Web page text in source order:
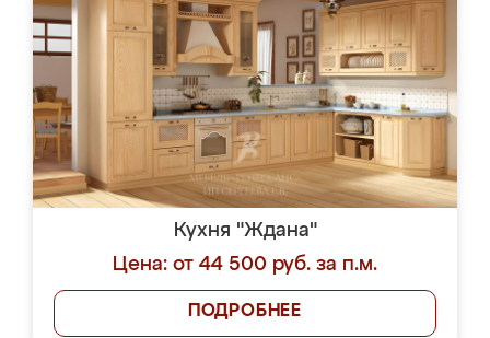
Кухня "Ждана"
Цена: от 44 500 руб. за п.м.
ПОДРОБНЕЕ